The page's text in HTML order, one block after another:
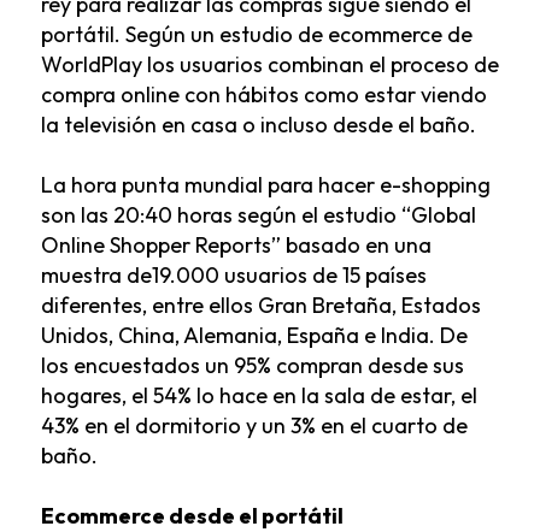
portátil. Según un estudio de ecommerce de
WorldPlay los usuarios combinan el proceso de
compra online con hábitos como estar viendo
la televisión en casa o incluso desde el baño.
La hora punta mundial para hacer e-shopping
son las 20:40 horas según el estudio “Global
Online Shopper Reports” basado en una
muestra de19.000 usuarios de 15 países
diferentes, entre ellos Gran Bretaña, Estados
Unidos, China, Alemania, España e India. De
los encuestados un 95% compran desde sus
hogares, el 54% lo hace en la sala de estar, el
43% en el dormitorio y un 3% en el cuarto de
baño.
Ecommerce desde el portátil